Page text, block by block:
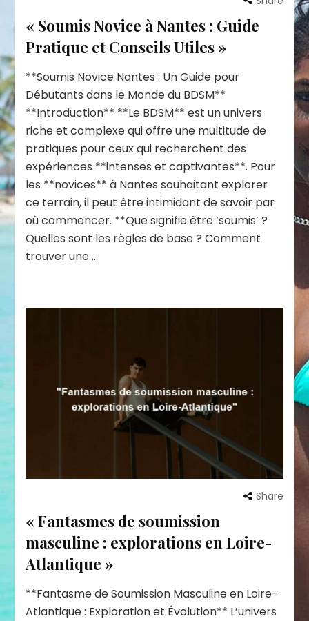
« Soumis Novice à Nantes : Guide
Pratique et Conseils Utiles »
**Soumis Novice Nantes : Un Guide pour
Débutants dans le Monde du BDSM**
**Introduction** **Le BDSM** est un univers
riche et complexe qui offre une multitude de
pratiques pour ceux qui recherchent des
expériences **intenses et captivantes**. Pour
les **novices** à Nantes souhaitant explorer
ce terrain, il peut être intimidant de savoir par
où commencer. **Que signifie être ‘soumis’ ?
Quelles sont les règles de base ? Comment
trouver une …
Share
« Fantasmes de soumission
masculine : explorations en Loire-
Atlantique »
**Fantasme de Soumission Masculine en Loire-
Atlantique : Exploration et Évolution** L’univers